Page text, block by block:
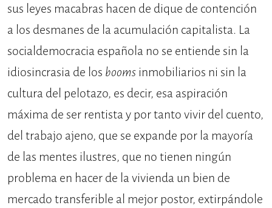
sus leyes macabras hacen de dique de contención
a los desmanes de la acumulación capitalista. La
socialdemocracia española no se entiende sin la
idiosincrasia de los booms inmobiliarios ni sin la
cultura del pelotazo, es decir, esa aspiración
máxima de ser rentista y por tanto vivir del cuento,
del trabajo ajeno, que se expande por la mayoría
de las mentes ilustres, que no tienen ningún
problema en hacer de la vivienda un bien de
mercado transferible al mejor postor, extirpándole